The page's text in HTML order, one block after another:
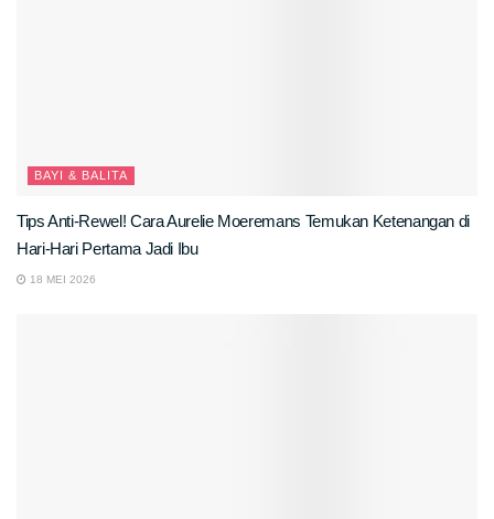
BAYI & BALITA
Tips Anti-Rewel! Cara Aurelie Moeremans Temukan Ketenangan di
Hari-Hari Pertama Jadi Ibu
18 MEI 2026